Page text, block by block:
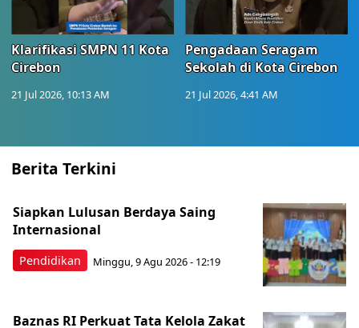
Klarifikasi SMPN 11 Kota
Cirebon
21 Jul 2026, 10:13 AM
Pengadaan Seragam
Sekolah di Kota Cirebon
21 Jul 2026, 4:41 AM
Berita Terkini
Pendidikan
Siapkan Lulusan Berdaya Saing
Internasional
Minggu, 9 Agu 2026 - 12:19
Baznas RI Perkuat Tata Kelola Zakat